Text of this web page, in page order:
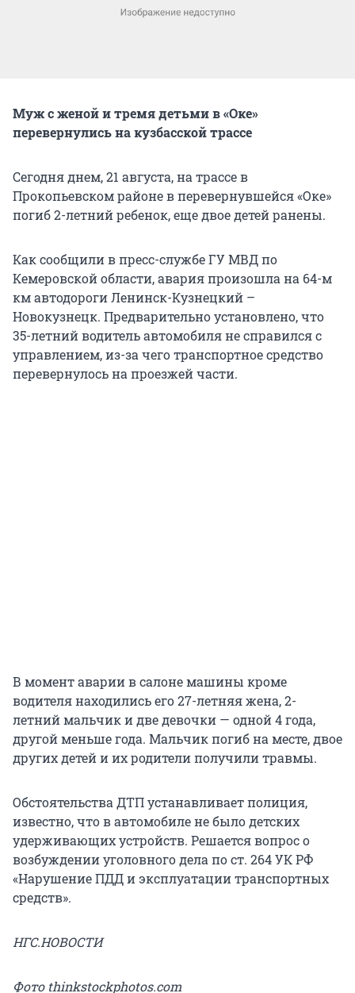
Муж с женой и тремя детьми в «Оке»
перевернулись на кузбасской трассе
Сегодня днем, 21 августа, на трассе в
Прокопьевском районе в перевернувшейся «Оке»
погиб 2-летний ребенок, еще двое детей ранены.
Как сообщили в пресс-службе ГУ МВД по
Кемеровской области, авария произошла на 64-м
км автодороги Ленинск-Кузнецкий –
Новокузнецк. Предварительно установлено, что
35-летний водитель автомобиля не справился с
управлением, из-за чего транспортное средство
перевернулось на проезжей части.
В момент аварии в салоне машины кроме
водителя находились его 27-летняя жена, 2-
летний мальчик и две девочки — одной 4 года,
другой меньше года. Мальчик погиб на месте, двое
других детей и их родители получили травмы.
Обстоятельства ДТП устанавливает полиция,
известно, что в автомобиле не было детских
удерживающих устройств. Решается вопрос о
возбуждении уголовного дела по ст. 264 УК РФ
«Нарушение ПДД и эксплуатации транспортных
средств».
НГС.НОВОСТИ
Фото thinkstockphotos.com